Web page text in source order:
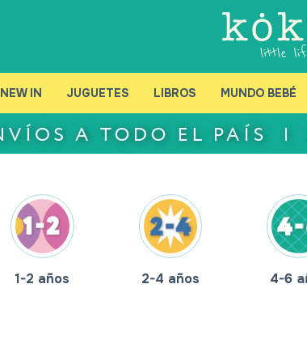
NEW IN JUGUETES LIBROS MUNDO BEBÉ
1-2 años 2-4 años 4-6